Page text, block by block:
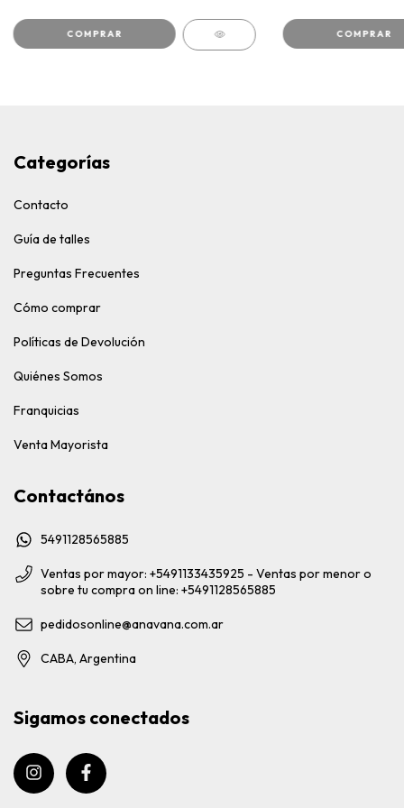
COMPRAR COMPRAR
Categorías
Contacto
Guía de talles
Preguntas Frecuentes
Cómo comprar
Políticas de Devolución
Quiénes Somos
Franquicias
Venta Mayorista
Contactános
5491128565885
Ventas por mayor: +5491133435925 - Ventas por menor o
sobre tu compra on line: +5491128565885
pedidosonline@anavana.com.ar
CABA, Argentina
Sigamos conectados